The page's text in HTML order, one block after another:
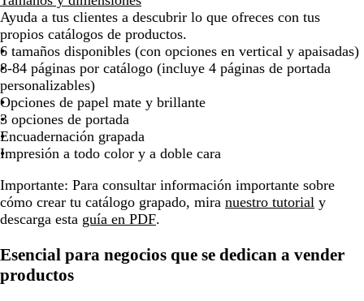
Ayuda a tus clientes a descubrir lo que ofreces con tus
propios catálogos de productos.
6 tamaños disponibles (con opciones en vertical y apaisadas)
8-84 páginas por catálogo (incluye 4 páginas de portada
personalizables)
Opciones de papel mate y brillante
3 opciones de portada
Encuadernación grapada
Impresión a todo color y a doble cara
Importante: Para consultar información importante sobre
cómo crear tu catálogo grapado, mira nuestro tutorial y
descarga esta guía en PDF.
Esencial para negocios que se dedican a vender
productos